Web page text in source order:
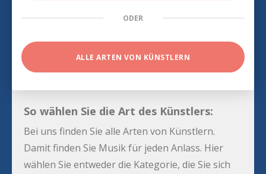
ODER
ALLE ARTEN VON KÜNSTLERN
So wählen Sie die Art des Künstlers:
Bei uns finden Sie alle Arten von Künstlern.
Damit finden Sie Musik für jeden Anlass. Hier
wählen Sie entweder die Kategorie, die Sie sich